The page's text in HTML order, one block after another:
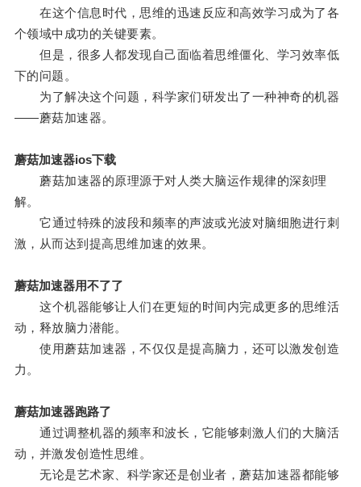
在这个信息时代，思维的迅速反应和高效学习成为了各
个领域中成功的关键要素。
但是，很多人都发现自己面临着思维僵化、学习效率低
下的问题。
为了解决这个问题，科学家们研发出了一种神奇的机器
——蘑菇加速器。
蘑菇加速器ios下载
蘑菇加速器的原理源于对人类大脑运作规律的深刻理
解。
它通过特殊的波段和频率的声波或光波对脑细胞进行刺
激，从而达到提高思维加速的效果。
蘑菇加速器用不了了
这个机器能够让人们在更短的时间内完成更多的思维活
动，释放脑力潜能。
使用蘑菇加速器，不仅仅是提高脑力，还可以激发创造
力。
蘑菇加速器跑路了
通过调整机器的频率和波长，它能够刺激人们的大脑活
动，并激发创造性思维。
无论是艺术家、科学家还是创业者，蘑菇加速器都能够